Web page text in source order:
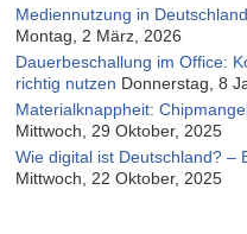
Mediennutzung in
Montag, 2 März, 2026
Dauerbeschallung im Office:
richtig nutzen Donnerstag, 8
Materialknappheit:
Mittwoch, 29 Oktober, 2025
Wie digital ist Deutschland? –
Mittwoch, 22 Oktober, 2025